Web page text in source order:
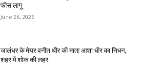
फीस लागू
June 26, 2026
जालंधर के मेयर वनीत धीर की माता आशा धीर का निधन,
शहर में शोक की लहर